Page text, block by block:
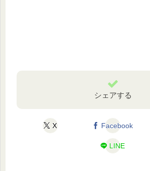
シェアする
X Facebook
LINE